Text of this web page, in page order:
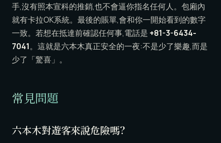
手,沒有照本宣科的推銷,也不會逼你指名任何人。包廂內
就有卡拉OK系統。最後的賬單,會和你一開始看到的數字
一致。若想在抵達前確認任何事,電話是 +81-3-6434-
7041。這就是六本木真正安全的一夜:不是少了樂趣,而是
少了「驚喜」。
常見問題
六本木對遊客來說危險嗎?